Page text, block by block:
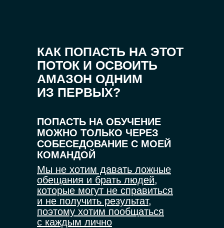
ПОПАСТЬ НА ОБУЧЕНИЕ
МОЖНО ТОЛЬКО ЧЕРЕЗ
СОБЕСЕДОВАНИЕ С МОЕЙ
КОМАНДОЙ
КАК ПОПАСТЬ НА ЭТОТ
ПОТОК И ОСВОИТЬ
АМАЗОН ОДНИМ
ИЗ ПЕРВЫХ?
Мы не хотим давать ложные
обещания и брать людей,
которые могут не справиться
и не получить результат,
поэтому хотим пообщаться
с каждым лично